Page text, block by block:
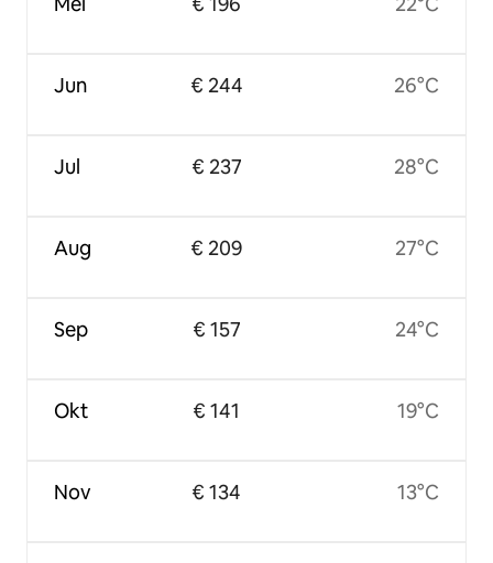
Jun
Jul
Aug
Sep
Okt
Nov
€ 244
€ 237
€ 209
€ 157
€ 141
€ 134
26°C
28°C
27°C
24°C
19°C
13°C